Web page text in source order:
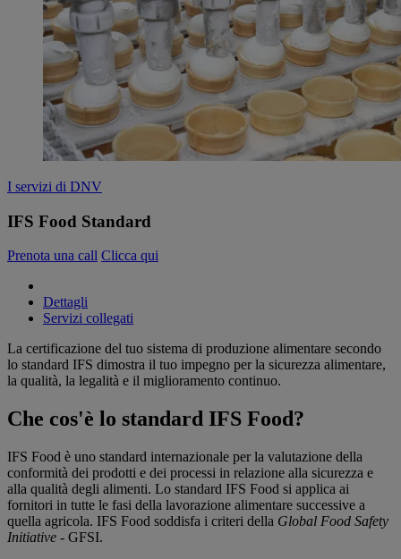
I servizi di DNV
IFS Food Standard
Prenota una call Clicca qui
Dettagli
Servizi collegati
La certificazione del tuo sistema di produzione alimentare secondo
lo standard IFS dimostra il tuo impegno per la sicurezza alimentare,
la qualità, la legalità e il miglioramento continuo.
Che cos'è lo standard IFS Food?
IFS Food è uno standard internazionale per la valutazione della
conformità dei prodotti e dei processi in relazione alla sicurezza e
alla qualità degli alimenti. Lo standard IFS Food si applica ai
fornitori in tutte le fasi della lavorazione alimentare successive a
quella agricola. IFS Food soddisfa i criteri della Global Food Safety
Initiative - GFSI.